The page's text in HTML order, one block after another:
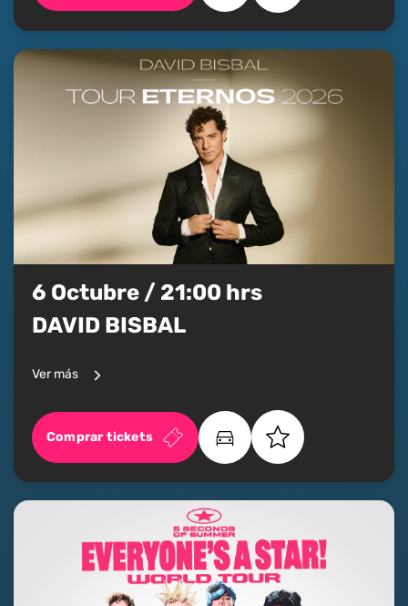
6 Octubre / 21:00 hrs
DAVID BISBAL
Ver más
Comprar tickets